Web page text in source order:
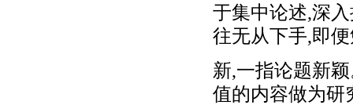
于集中论述,深
往无从下手,即
新,一指论题新
值的内容做为研